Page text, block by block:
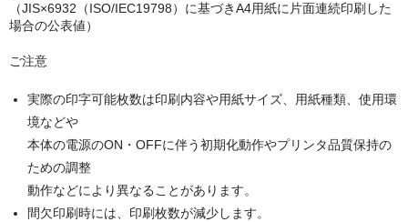
輪転機用インク・マスター
リソー RISO
リコー RICOH
デュプロ duplo
（JIS×6932（ISO/IEC19798）に基づきA4用紙に片面連続印刷した
場合の公表値）
ご注意
実際の印字可能枚数は印刷内容や用紙サイズ、用紙種類、使用環
境などや
本体の電源のON・OFFに伴う初期化動作やプリンタ品質保持の
ための調整
動作などにより異なることがあります。
間欠印刷時には、印刷枚数が減少します。